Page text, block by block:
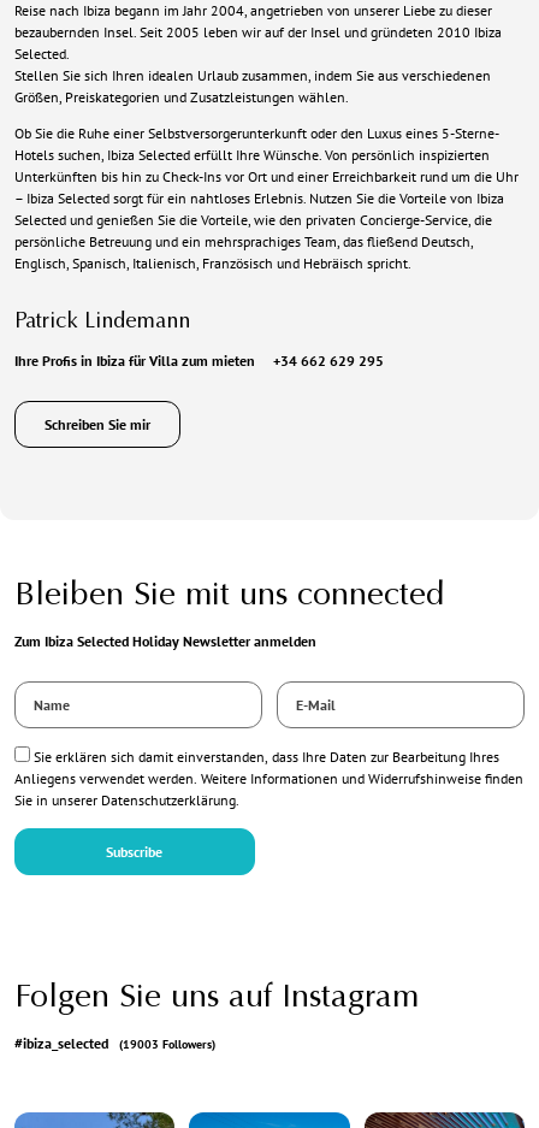
Reise nach Ibiza begann im Jahr 2004, angetrieben von unserer Liebe zu dieser
bezaubernden Insel. Seit 2005 leben wir auf der Insel und gründeten 2010 Ibiza
Selected.
Stellen Sie sich Ihren idealen Urlaub zusammen, indem Sie aus verschiedenen
Größen, Preiskategorien und Zusatzleistungen wählen.
Ob Sie die Ruhe einer Selbstversorgerunterkunft oder den Luxus eines 5-Sterne-
Hotels suchen, Ibiza Selected erfüllt Ihre Wünsche. Von persönlich inspizierten
Unterkünften bis hin zu Check-Ins vor Ort und einer Erreichbarkeit rund um die Uhr
– Ibiza Selected sorgt für ein nahtloses Erlebnis. Nutzen Sie die Vorteile von Ibiza
Selected und genießen Sie die Vorteile, wie den privaten Concierge-Service, die
persönliche Betreuung und ein mehrsprachiges Team, das fließend Deutsch,
Englisch, Spanisch, Italienisch, Französisch und Hebräisch spricht.
Patrick Lindemann
Ihre Profis in Ibiza für Villa zum mieten +34 662 629 295
Schreiben Sie mir
Bleiben Sie mit uns connected
Zum Ibiza Selected Holiday Newsletter anmelden
Name
*
E-
Mail
Datenschutz
*
Sie erklären sich damit einverstanden, dass Ihre Daten zur Bearbeitung Ihres
Anliegens verwendet werden. Weitere Informationen und Widerrufshinweise finden
Sie in unserer Datenschutzerklärung
Subscribe
Folgen Sie uns auf Instagram
#ibiza_selected (19003 Followers)